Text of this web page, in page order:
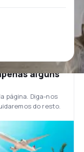
alguns
página. Diga-nos
do resto.